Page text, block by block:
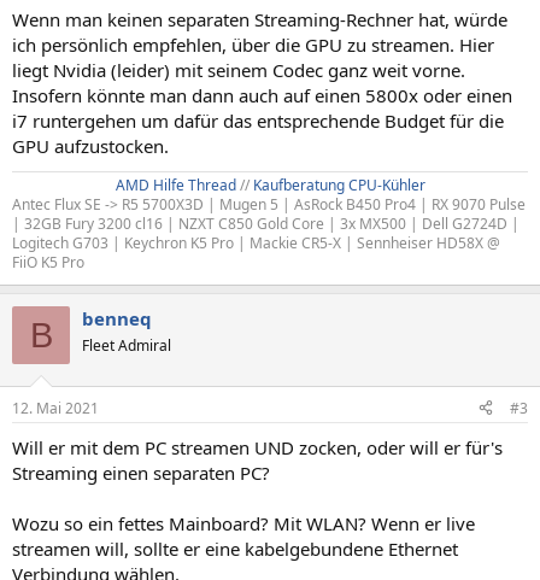
Wenn man keinen separaten Streaming-Rechner hat, würde
ich persönlich empfehlen, über die GPU zu streamen. Hier
liegt Nvidia (leider) mit seinem Codec ganz weit vorne.
Insofern könnte man dann auch auf einen 5800x oder einen
i7 runtergehen um dafür das entsprechende Budget für die
GPU aufzustocken.
AMD Hilfe Thread// Kaufberatung CPU-Kühler
Antec Flux SE -> R5 5700X3D | Mugen 5 | AsRock B450 Pro4 | RX 9070 Pulse
| 32GB Fury 3200 cl16 | NZXT C850 Gold Core | 3x MX500 | Dell G2724D |
Logitech G703 | Keychron K5 Pro | Mackie CR5-X | Sennheiser HD58X @
FiiO K5 Pro
B benneq
Fleet Admiral
12. Mai 2021 #3
Will er mit dem PC streamen UND zocken, oder will er für's
Streaming einen separaten PC?
Wozu so ein fettes Mainboard? Mit WLAN? Wenn er live
streamen will, sollte er eine kabelgebundene Ethernet
Verbindung wählen.